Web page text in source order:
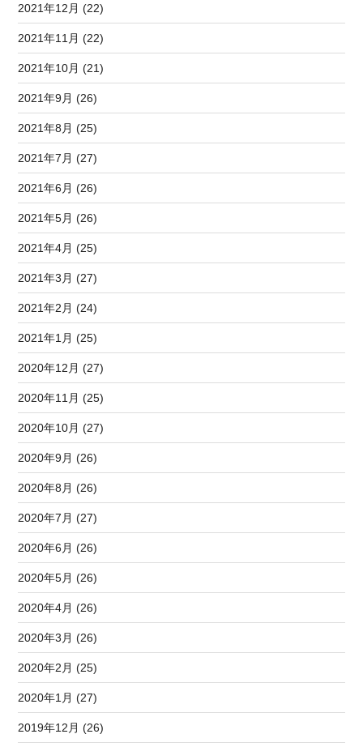
2021年12月 (22)
2021年11月 (22)
2021年10月 (21)
2021年9月 (26)
2021年8月 (25)
2021年7月 (27)
2021年6月 (26)
2021年5月 (26)
2021年4月 (25)
2021年3月 (27)
2021年2月 (24)
2021年1月 (25)
2020年12月 (27)
2020年11月 (25)
2020年10月 (27)
2020年9月 (26)
2020年8月 (26)
2020年7月 (27)
2020年6月 (26)
2020年5月 (26)
2020年4月 (26)
2020年3月 (26)
2020年2月 (25)
2020年1月 (27)
2019年12月 (26)